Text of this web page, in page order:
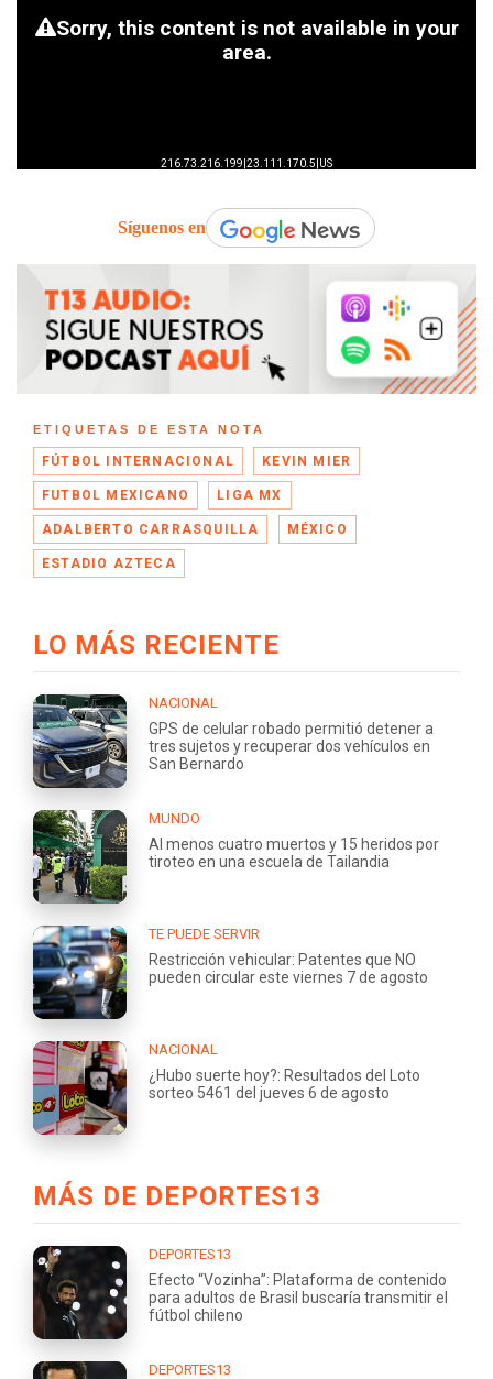
Síguenos en
ETIQUETAS DE ESTA NOTA
FÚTBOL INTERNACIONAL KEVIN MIER
FUTBOL MEXICANO LIGA MX
ADALBERTO CARRASQUILLA MÉXICO
ESTADIO AZTECA
LO MÁS RECIENTE
NACIONAL
GPS de celular robado permitió detener a
tres sujetos y recuperar dos vehículos en
San Bernardo
MUNDO
Al menos cuatro muertos y 15 heridos por
tiroteo en una escuela de Tailandia
TE PUEDE SERVIR
Restricción vehicular: Patentes que NO
pueden circular este viernes 7 de agosto
NACIONAL
¿Hubo suerte hoy?: Resultados del Loto
sorteo 5461 del jueves 6 de agosto
MÁS DE DEPORTES13
DEPORTES13
Efecto “Vozinha”: Plataforma de contenido
para adultos de Brasil buscaría transmitir el
fútbol chileno
DEPORTES13